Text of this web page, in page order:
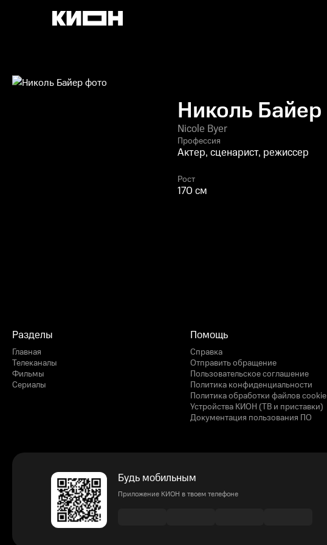
Николь Байер
Nicole Byer
Профессия
Актер, сценарист, режиссер
Рост
170 см
Разделы
Главная
Телеканалы
Фильмы
Сериалы
Помощь
Справка
Отправить обращение
Пользовательское соглашение
Политика конфиденциальности
Политика обработки файлов cookie
Устройства КИОН (ТВ и приставки)
Документация пользования ПО
Будь мобильным
Приложение КИОН в твоем телефоне